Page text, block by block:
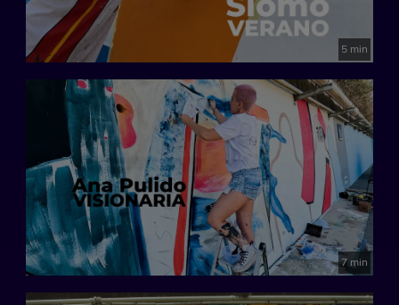
5 min
7 min